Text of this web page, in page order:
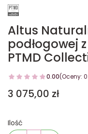
Altus
podłogowej
PTMD
0.00(Oceny:
Cena
3 075,00 zł
Ilość